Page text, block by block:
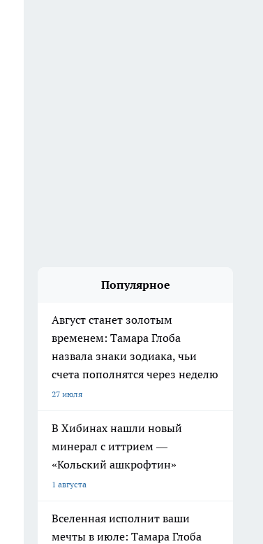
Популярное
Август станет золотым
временем: Тамара Глоба
назвала знаки зодиака, чьи
счета пополнятся через неделю
27 июля
В Хибинах нашли новый
минерал с иттрием —
«Кольский ашкрофтин»
1 августа
Вселенная исполнит ваши
мечты в июле: Тамара Глоба